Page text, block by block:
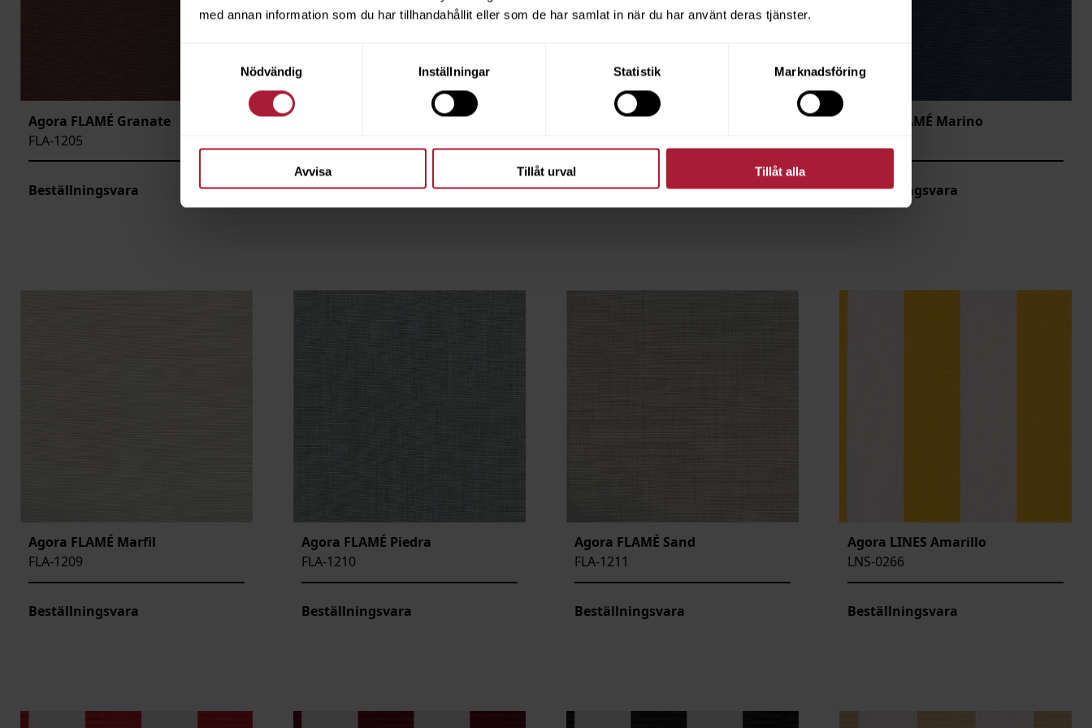
med annan information som du har tillhandahållit eller som de har samlat in när du har använt deras tjänster.
Nödvändig
Inställningar Statistik Marknadsföring
Avvisa Tillåt urval Tillåt alla
Agora FLAMÉ Granate
FLA-1205
Beställningsvara Beställningsvara
Agora FLAMÉ Integral
Beställningsvara
Agora FLAMÉ Marino
Beställningsvara
Agora FLAMÉ Marfil
FLA-1209
Beställningsvara
Agora FLAMÉ Piedra
FLA-1210
Beställningsvara
Agora FLAMÉ Sand
FLA-1211
Beställningsvara
Agora LINES Amarillo
LNS-0266
Beställningsvara